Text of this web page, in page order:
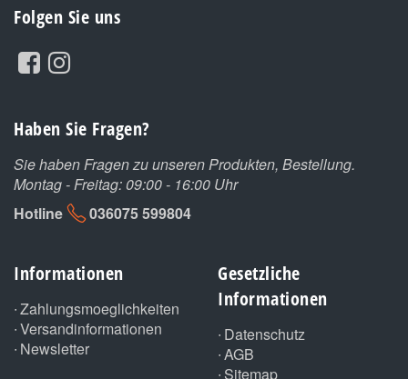
Folgen Sie uns
Haben Sie Fragen?
Sie haben Fragen zu unseren Produkten, Bestellung.
Montag - Freitag: 09:00 - 16:00 Uhr
Hotline
036075 599804
Informationen
Zahlungsmoeglichkeiten
Versandinformationen
Newsletter
Gesetzliche
Informationen
Datenschutz
AGB
Sitemap